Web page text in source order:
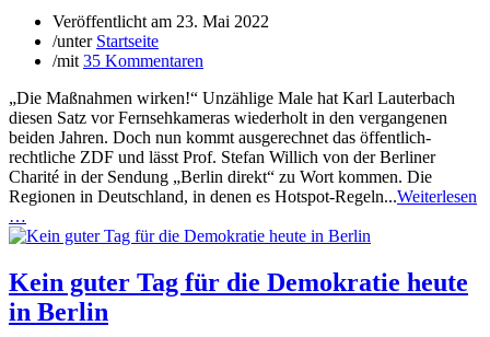
Veröffentlicht am 23. Mai 2022
/unter Startseite
/mit 35 Kommentaren
„Die Maßnahmen wirken!“ Unzählige Male hat Karl Lauterbach
diesen Satz vor Fernsehkameras wiederholt in den vergangenen
beiden Jahren. Doch nun kommt ausgerechnet das öffentlich-
rechtliche ZDF und lässt Prof. Stefan Willich von der Berliner
Charité in der Sendung „Berlin direkt“ zu Wort kommen. Die
Regionen in Deutschland, in denen es Hotspot-Regeln...Weiterlesen
…
Kein guter Tag für die Demokratie heute
in Berlin